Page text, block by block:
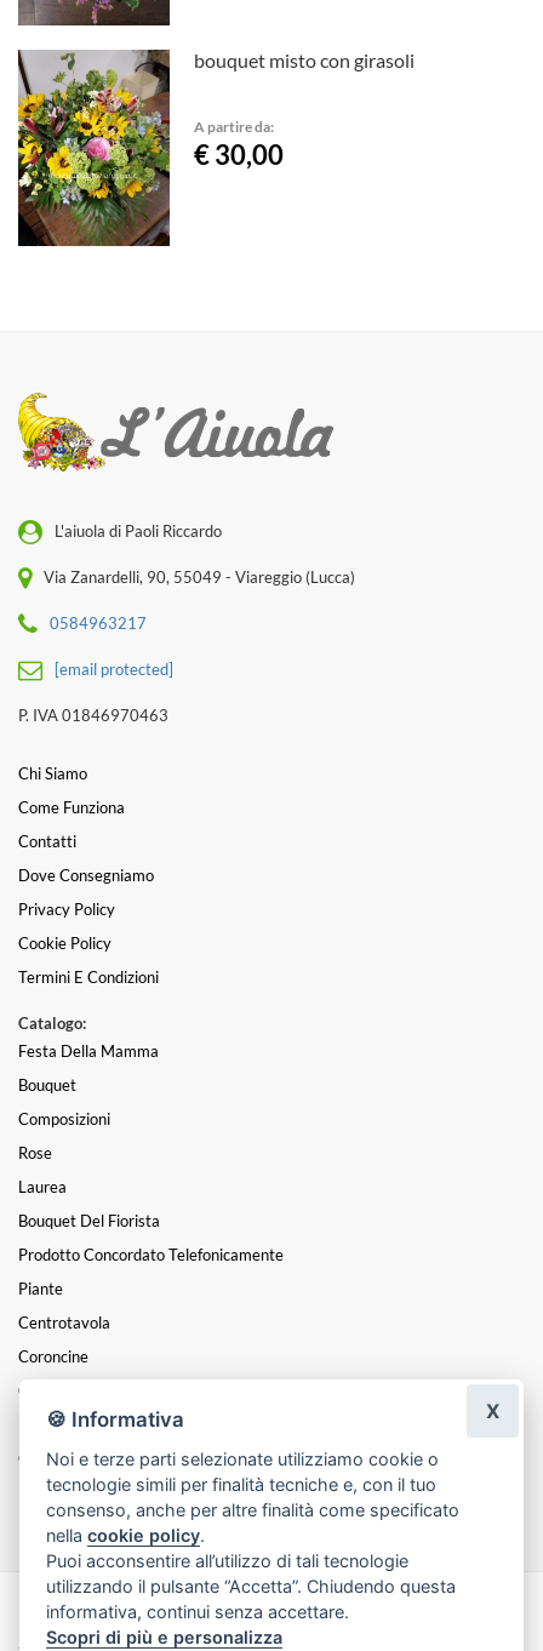
bouquet misto con girasoli
A partire da:
€ 30,00
L'aiuola di Paoli Riccardo
Via Zanardelli, 90, 55049 - Viareggio (Lucca)
0584963217
[email protected]
P. IVA 01846970463
Chi Siamo
Come Funziona
Contatti
Dove Consegniamo
Privacy Policy
Cookie Policy
Termini E Condizioni
Catalogo:
Festa Della Mamma
Bouquet
Composizioni
Rose
Laurea
Bouquet Del Fiorista
Prodotto Concordato Telefonicamente
Piante
Centrotavola
Coroncine
Cuori
Mazzi
Cesti
Funebre
Made with byInfoser.it- Realizzazione Siti ecommerce per Fioristi
2026
🍪 Informativa
Noi e terze parti selezionate utilizziamo cookie o
tecnologie simili per finalità tecniche e, con il tuo
consenso, anche per altre finalità come specificato
nellacookie policy.
Puoi acconsentire all’utilizzo di tali tecnologie
utilizzando il pulsante “Accetta”. Chiudendo questa
informativa, continui senza accettare.
Scopri di più e personalizza
X